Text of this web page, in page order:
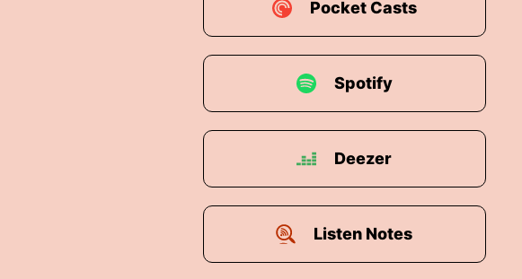
Und auf der anderen Seite höre ich halt immer wieder, okay dann
Das ist halt in aller Regel auch nicht die Lösung.
Hier zählt ihr ja auch von einem aktuellen Fall gerne dazu, also
zwischen sich diese Frage zu stellen bin ich eigentlich
und ich komme ins Handeln.
Diese Zeitspanne ist extrem wichtig!
Pocket Casts
Spotify
Deezer
Listen Notes